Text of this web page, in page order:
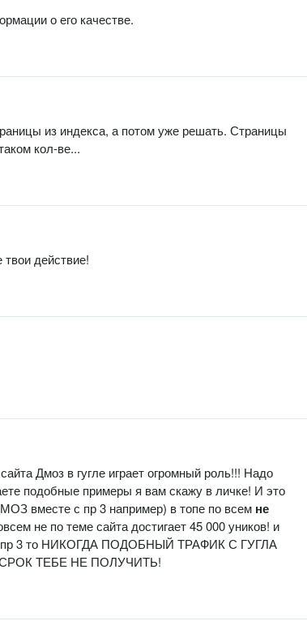
о его качестве.
из индекса, а потом уже решать. Страницы
кол-ве...
действие!
Дмоз в гугле играет огромный роль!!! Надо
подобные примеры я вам скажу в личке! И это
вместе с пр 3 например) в топе по всем не
не по теме сайта достигает 45 000 уников! и
с пр 3 то НИКОГДА ПОДОБНЫЙ ТРАФИК С ГУГЛА
ТЕБЕ НЕ ПОЛУЧИТЬ!